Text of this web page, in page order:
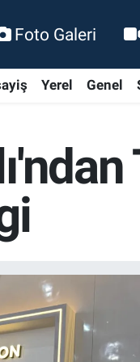
Foto Galeri
Yerel Genel